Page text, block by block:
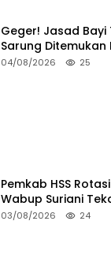
Geger! Jasad Bayi
Sarung
di Sungai HSU
04/08/2026 25
Pemkab HSS
Wabup Suriani
Kualitas Layanan
03/08/2026 24